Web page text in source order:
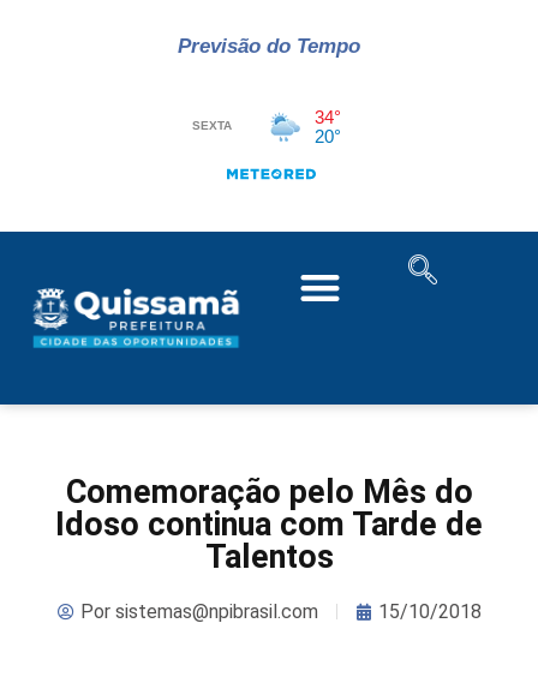
Previsão do Tempo
Comemoração pelo Mês do
Idoso continua com Tarde de
Talentos
Porsistemas@npibrasil.com 15/10/2018